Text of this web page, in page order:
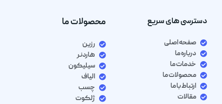
دسترسی های سریع
صفحه اصلی
درباره ما
خدمات ما
محصولات ما
ارتباط با ما
مقالات
محصولات ما
رزین
هاردنر
سیلیکون
الیاف
چسب
ژلکوت